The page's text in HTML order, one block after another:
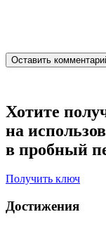
Хотите
на
в пробный
Получить ключ
Достижения